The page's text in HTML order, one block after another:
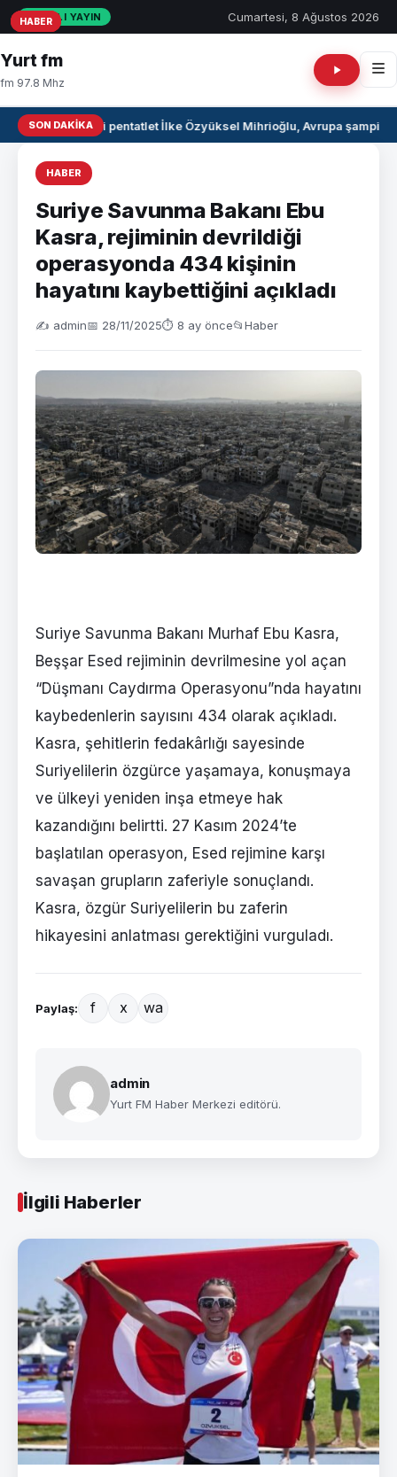
CANLI YAYIN Cumartesi, 8 Ağustos 2026
Yurt fm
fm 97.8 Mhz
SON DAKIKAMilli pentatlet İlke Özyüksel Mihrioğlu, Avrupa
HABER
Suriye Savunma Bakanı Ebu
Kasra, rejiminin devrildiği
operasyonda 434 kişinin
hayatını kaybettiğini açıkladı
✍️ admin📅 28/11/2025⏱ 8 ay önce📂Haber
Suriye Savunma Bakanı Murhaf Ebu Kasra,
Beşşar Esed rejiminin devrilmesine yol açan
“Düşmanı Caydırma Operasyonu”nda hayatını
kaybedenlerin sayısını 434 olarak açıkladı.
Kasra, şehitlerin fedakârlığı sayesinde
Suriyelilerin özgürce yaşamaya, konuşmaya
ve ülkeyi yeniden inşa etmeye hak
kazandığını belirtti. 27 Kasım 2024’te
başlatılan operasyon, Esed rejimine karşı
savaşan grupların zaferiyle sonuçlandı.
Kasra, özgür Suriyelilerin bu zaferin
hikayesini anlatması gerektiğini vurguladı.
Paylaş: f x wa
admin
Yurt FM Haber Merkezi editörü.
İlgili Haberler
HABER
HABER
HABER